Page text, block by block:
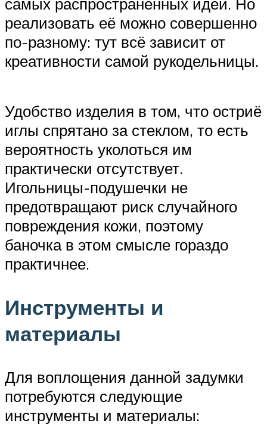
самых распространённых идей. Но
реализовать её можно совершенно
по-разному: тут всё зависит от
креативности самой рукодельницы.
Удобство изделия в том, что остриё
иглы спрятано за стеклом, то есть
вероятность уколоться им
практически отсутствует.
Игольницы-подушечки не
предотвращают риск случайного
повреждения кожи, поэтому
баночка в этом смысле гораздо
практичнее.
Инструменты и
материалы
Для воплощения данной задумки
потребуются следующие
инструменты и материалы: